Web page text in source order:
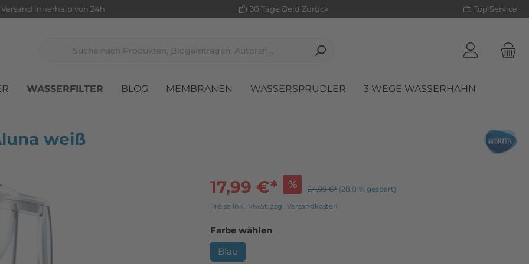
Versand innerhalb von 24h 30 Tage Geld Zurück Top Service
WASSERFILTER BLOG MEMBRANEN WASSERSPRUDLER 3 WEGE WASSERHAHN
weiß
17,99 €* % 24,99 €* (28.01% gespart)
Preise inkl. MwSt. zzgl. Versandkosten
Farbe wählen
Blau